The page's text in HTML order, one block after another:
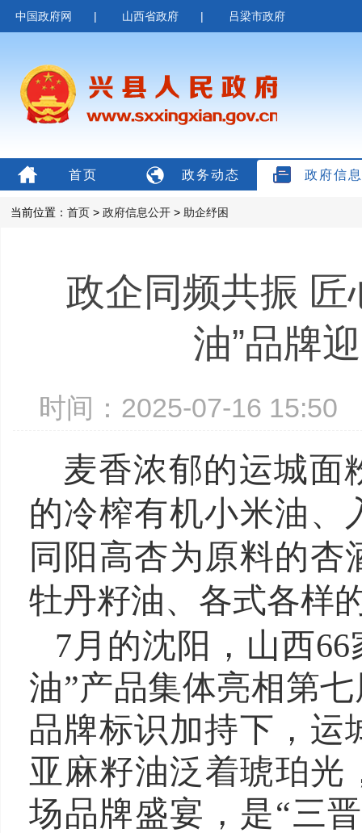
中国政府网 | 山西省政府 | 吕梁市政府
首页 政务动态 政府信
当前位置： 首页 > 政府信息公开 > 助企纾困
政企同频共振
油”品牌
时间：2025-07-16
麦香浓郁的运城面
的冷榨有机小米油、
同阳高杏为原料的杏
牡丹籽油、各式各
7月的沈阳，山西
油”产品集体亮相第
品牌标识加持下，运
亚麻籽油泛着琥珀
场品牌盛宴，是“三